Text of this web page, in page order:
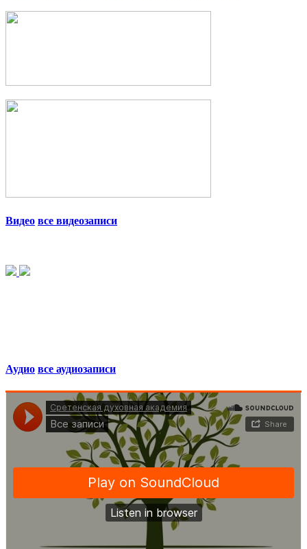
Видео все видеозаписи
Аудио все аудиозаписи